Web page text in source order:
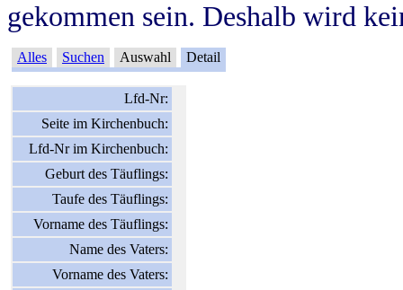
gekommen sein. Deshalb wird
Alles Suchen Auswahl Detail
Lfd-Nr:
Seite im Kirchenbuch:
Lfd-Nr im Kirchenbuch:
Geburt des Täuflings:
Taufe des Täuflings:
Vorname des Täuflings:
Name des Vaters:
Vorname des Vaters: